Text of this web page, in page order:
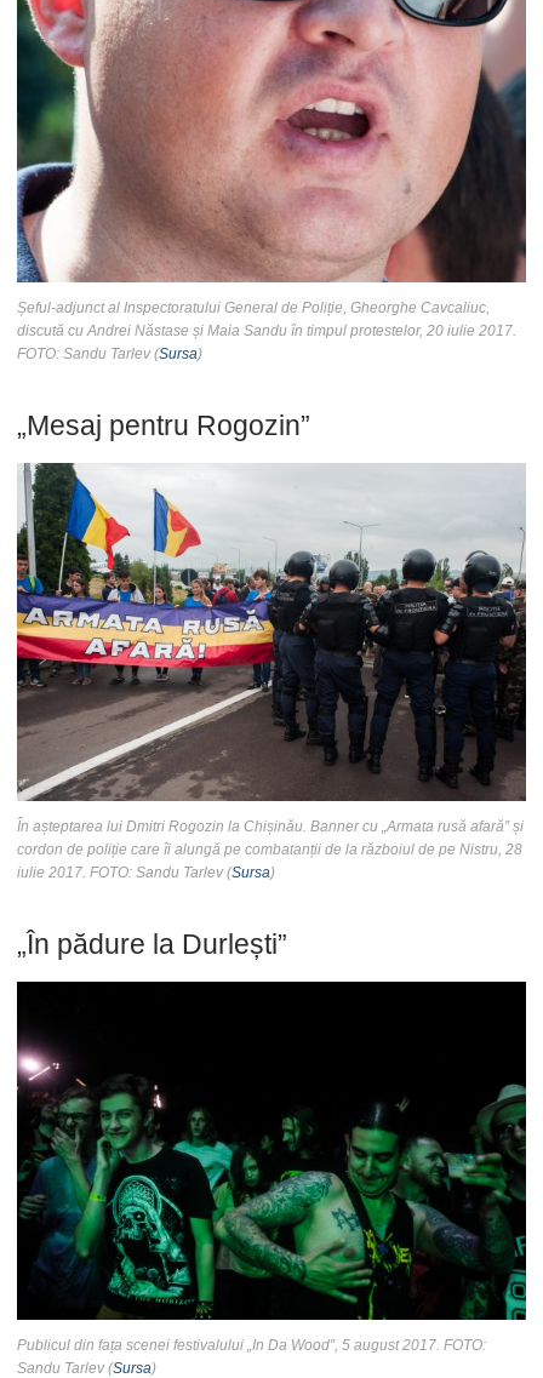
Șeful-adjunct al Inspectoratului General de Poliție, Gheorghe Cavcaliuc,
discută cu Andrei Năstase și Maia Sandu în timpul protestelor, 20 iulie 2017.
FOTO: Sandu Tarlev (Sursa)
„Mesaj pentru Rogozin”
În așteptarea lui Dmitri Rogozin la Chișinău. Banner cu „Armata rusă afară” și
cordon de poliție care îi alungă pe combatanții de la războiul de pe Nistru, 28
iulie 2017. FOTO: Sandu Tarlev (Sursa)
„În pădure la Durlești”
Publicul din fața scenei festivalului „In Da Wood”, 5 august 2017. FOTO:
Sandu Tarlev (Sursa)